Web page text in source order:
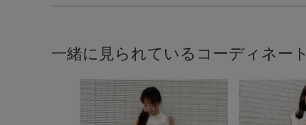
一緒に見られているコーディネート